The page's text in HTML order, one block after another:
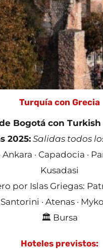
Turquía con Grecia
Bogotá con
2025: Salidas todos
· Capadocia ·
Kusadasi
por Islas Griegas:
Santorini · Atenas ·
🏛️ Bursa
Hoteles previstos: